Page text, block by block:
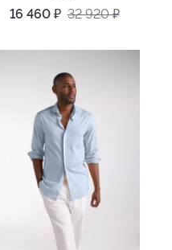
16 460 ₽ 32 920₽